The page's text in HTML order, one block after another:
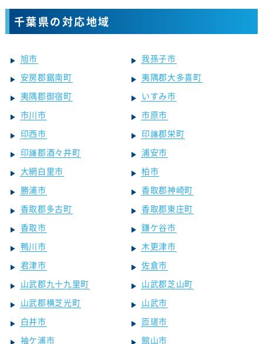
千葉県の対応地域
旭市
我孫子市
安房郡鋸南町
夷隅郡大多喜町
夷隅郡御宿町
いすみ市
市川市
市原市
印西市
印旛郡栄町
印旛郡酒々井町
浦安市
大網白里市
柏市
勝浦市
香取郡神崎町
香取郡多古町
香取郡東庄町
香取市
鎌ケ谷市
鴨川市
木更津市
君津市
佐倉市
山武郡九十九里町
山武郡芝山町
山武郡横芝光町
山武市
白井市
匝瑳市
袖ケ浦市
館山市